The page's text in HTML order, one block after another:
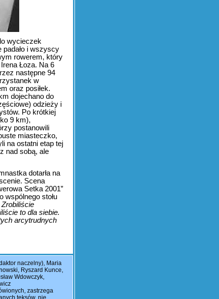
wycieczek
padało i wszyscy
rowerem, który
Łoza. Na 6
następne 94
w
oraz posiłek.
dojechano do
odzieży i
Po krótkiej
9 km),
postanowili
miasteczko,
na ostatni etap tej
nad sobą, ale
dotarła na
Scena
Setka 2001”
wspólnego stołu
Zrobiliście
to dla siebie.
arcytrudnych
naczelny), Maria
Ryszard Kunce,
Wdowczyk,
zastrzega
teksów, nie